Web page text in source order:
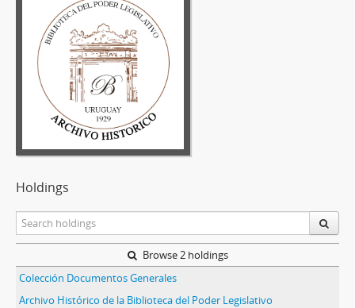
Holdings
Browse 2 holdings
Colección Documentos Generales
Archivo Histórico de la Biblioteca del Poder Legislativo